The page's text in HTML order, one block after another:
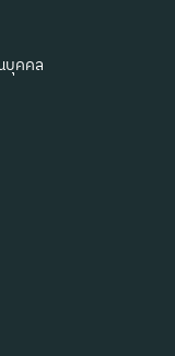
บุคคล